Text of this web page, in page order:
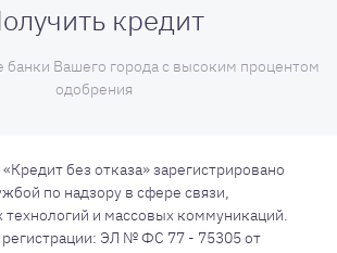
кредит
банки Вашего города с высоким процентом
одобрения
без отказа» зарегистрировано
по надзору в сфере связи,
и массовых коммуникаций.
регистрации: ЭЛ № ФС 77 - 75305 от